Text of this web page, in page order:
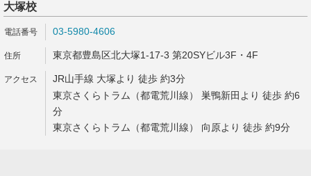
大塚校
03-5980-4606
東京都豊島区北大塚1-17-3 第20SYビル3F・4F
JR山手線 大塚より 徒歩 約3分
東京さくらトラム（都電荒川線） 巣鴨新田より 徒歩 約6
分
東京さくらトラム（都電荒川線） 向原より 徒歩 約9分